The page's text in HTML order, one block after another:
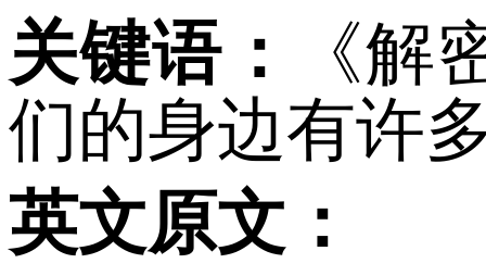
关键语：
《
们的身边有许
英文原文：